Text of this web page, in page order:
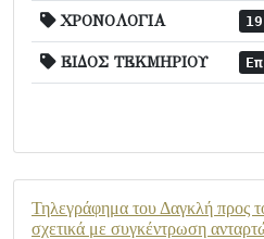
ΧΡΟΝΟΛΟΓΙΑ
ΕΙΔΟΣ ΤΕΚΜΗΡΙΟΥ
Τηλεγράφημα του Δαγκλή προς
σχετικά με συγκέντρωση